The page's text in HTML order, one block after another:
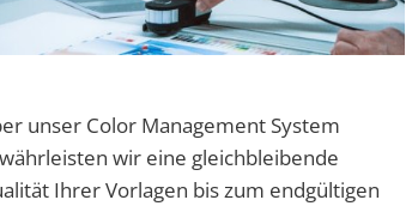
unser Color Management System
wir eine gleichbleibende
Ihrer Vorlagen bis zum endgültigen